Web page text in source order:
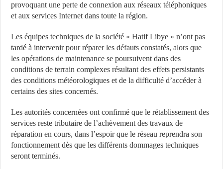
provoquant une perte de connexion aux réseaux téléphoniques
et aux services Internet dans toute la région.
Les équipes techniques de la société « Hatif Libye » n’ont pas
tardé à intervenir pour réparer les défauts constatés, alors que
les opérations de maintenance se poursuivent dans des
conditions de terrain complexes résultant des effets persistants
des conditions météorologiques et de la difficulté d’accéder à
certains des sites concernés.
Les autorités concernées ont confirmé que le rétablissement des
services reste tributaire de l’achèvement des travaux de
réparation en cours, dans l’espoir que le réseau reprendra son
fonctionnement dès que les différents dommages techniques
seront terminés.